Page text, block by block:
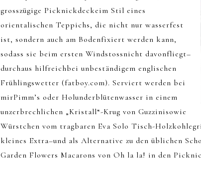
grosszügige Picknickdeckeim Stil eines
orientalischen Teppichs, die nicht nur wasserfest
ist, sondern auch am Bodenfixiert werden kann,
sodass sie beim ersten Windstossnicht davonfliegt–
durchaus hilfreichbei unbeständigem englischen
Frühlingswetter (fatboy.com). Serviert werden bei
mirPimm’s oder Holunderblütenwasser in einem
unzerbrechlichen „Kristall“-Krug von Guzzinisowie
Würstchen vom tragbaren Eva Solo Tisch-
kleines Extra–und als Alternative zu den üblichen
Garden Flowers Macarons von Oh la la! in den